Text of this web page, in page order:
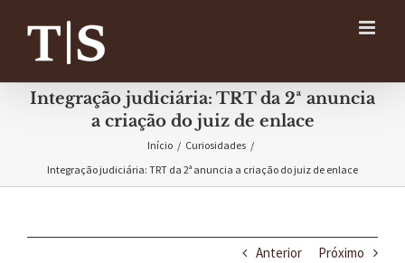
conteúdo
Integração judiciária: TRT da 2ª anuncia
a criação do juiz de enlace
Início / Curiosidades /
Integração judiciária: TRT da 2ª anuncia a criação do juiz de enlace
Anterior Próximo